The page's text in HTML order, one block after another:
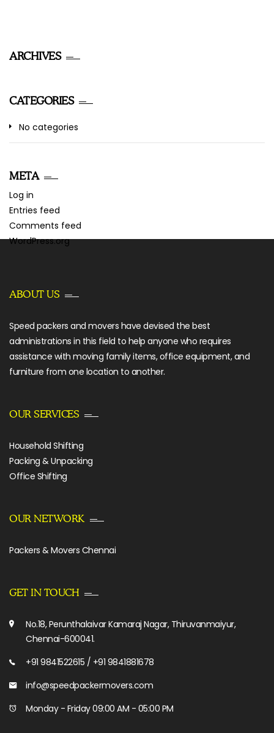
ARCHIVES
CATEGORIES
No categories
META
Log in
Entries feed
Comments feed
WordPress.org
ABOUT US
Speed packers and movers have devised the best
administrations in this field to help anyone who requires
assistance with moving family items, office equipment, and
furniture from one location to another.
OUR SERVICES
Household Shifting
Packing & Unpacking
Office Shifting
OUR NETWORK
Packers & Movers Chennai
GET IN TOUCH
No.18, Perunthalaivar Kamaraj Nagar, Thiruvanmaiyur,
Chennai-600041.
+91 9841522615 / +91 9841881678
info@speedpackermovers.com
Monday - Friday 09:00 AM - 05:00 PM